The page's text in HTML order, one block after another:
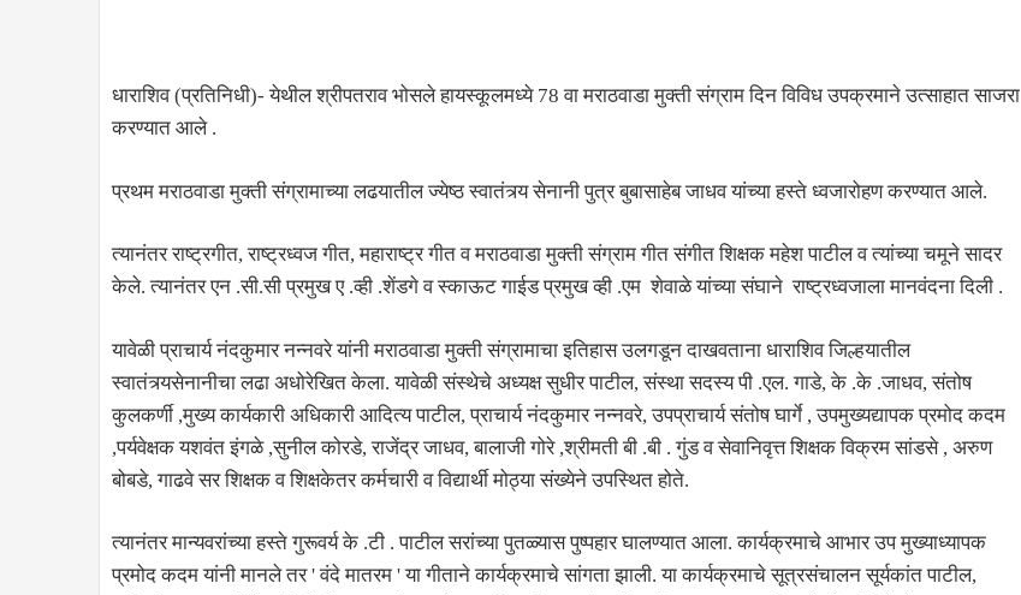
धाराशिव (प्रतिनिधी)- येथील श्रीपतराव भोसले हायस्कूलमध्ये 78 वा मराठवाडा मुक्ती संग्राम दिन विविध उपक्रमाने उत्साहात साजरा
करण्यात आले .
प्रथम मराठवाडा मुक्ती संग्रामाच्या लढयातील ज्येष्ठ स्वातंत्र्य सेनानी पुत्र बुबासाहेब जाधव यांच्या हस्ते ध्वजारोहण करण्यात आले.
त्यानंतर राष्ट्रगीत, राष्ट्रध्वज गीत, महाराष्ट्र गीत व मराठवाडा मुक्ती संग्राम गीत संगीत शिक्षक महेश पाटील व त्यांच्या चमूने सादर
केले. त्यानंतर एन .सी.सी प्रमुख ए .व्ही .शेंडगे व स्काऊट गाईड प्रमुख व्ही .एम शेवाळे यांच्या संघाने राष्ट्रध्वजाला मानवंदना दिली .
यावेळी प्राचार्य नंदकुमार नन्नवरे यांनी मराठवाडा मुक्ती संग्रामाचा इतिहास उलगडून दाखवताना धाराशिव जिल्हयातील
स्वातंत्र्यसेनानीचा लढा अधोरेखित केला. यावेळी संस्थेचे अध्यक्ष सुधीर पाटील, संस्था सदस्य पी .एल. गाडे, के .के .जाधव, संतोष
कुलकर्णी ,मुख्य कार्यकारी अधिकारी आदित्य पाटील, प्राचार्य नंदकुमार नन्नवरे, उपप्राचार्य संतोष घार्गे , उपमुख्यद्यापक प्रमोद कदम
,पर्यवेक्षक यशवंत इंगळे ,सुनील कोरडे, राजेंद्र जाधव, बालाजी गोरे ,श्रीमती बी .बी . गुंड व सेवानिवृत्त शिक्षक विक्रम सांडसे , अरुण
बोबडे, गाढवे सर शिक्षक व शिक्षकेतर कर्मचारी व विद्यार्थी मोठ्या संख्येने उपस्थित होते.
त्यानंतर मान्यवरांच्या हस्ते गुरूवर्य के .टी . पाटील सरांच्या पुतळ्यास पुष्पहार घालण्यात आला. कार्यक्रमाचे आभार उप मुख्याध्यापक
प्रमोद कदम यांनी मानले तर ' वंदे मातरम ' या गीताने कार्यक्रमाचे सांगता झाली. या कार्यक्रमाचे सूत्रसंचालन सूर्यकांत पाटील,